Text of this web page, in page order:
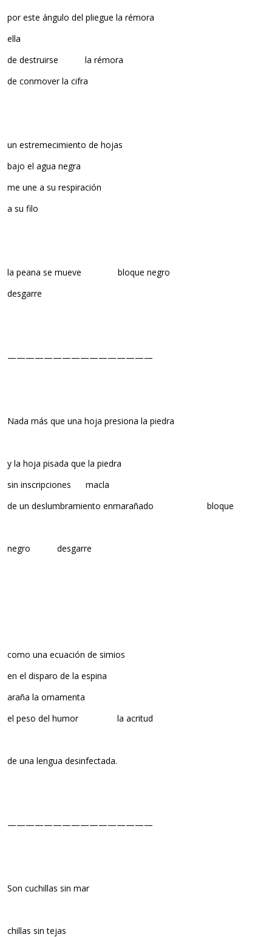
por este ángulo del pliegue la rémora
ella
de destruirse la rémora
de conmover la cifra
un estremecimiento de hojas
bajo el agua negra
me une a su respiración
a su filo
la peana se mueve bloque negro
desgarre
————————————————
Nada más que una hoja presiona la piedra
y la hoja pisada que la piedra
sin inscripciones macla
de un deslumbramiento enmarañado bloque
negro desgarre
como una ecuación de simios
en el disparo de la espina
araña la ornamenta
el peso del humor la acritud
de una lengua desinfectada.
————————————————
Son cuchillas sin mar
chillas sin tejas